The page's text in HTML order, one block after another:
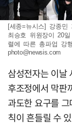
[세종=뉴시스] 강종
최승호 위원장이 20
렬에 따른 총파업 강
photo@newsis.com
삼성전자는 이날
후조정에서 막판
과도한 요구를
칙이 흔들릴 수